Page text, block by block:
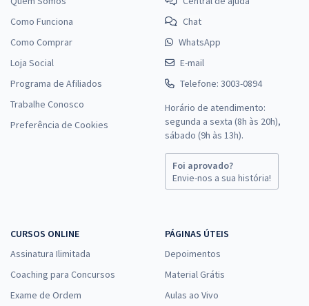
Como Funciona
Como Comprar
Loja Social
Programa de Afiliados
Trabalhe Conosco
Preferência de Cookies
Chat
WhatsApp
E-mail
Telefone: 3003-0894
Horário de atendimento:
segunda a sexta (8h às 20h),
sábado (9h às 13h).
Foi aprovado?
Envie-nos a sua história!
CURSOS ONLINE
Assinatura Ilimitada
Coaching para Concursos
Exame de Ordem
PÁGINAS ÚTEIS
Depoimentos
Material Grátis
Aulas ao Vivo